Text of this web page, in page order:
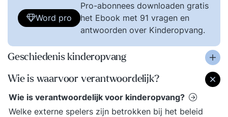
Word pro
Pro-abonnees downloaden gratis
het Ebook met 91 vragen en
antwoorden over Kinderopvang.
Geschiedenis kinderopvang
Wie is waarvoor verantwoordelijk?
Wie is verantwoordelijk voor kinderopvang?
Welke externe spelers zijn betrokken bij het beleid